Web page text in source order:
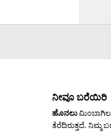
ನೀವೂ ಬರೆಯಿರಿ
ಹೊನಲು
ತೆರೆದಿರುತ್ತದೆ. ನಿಮ್ಮ